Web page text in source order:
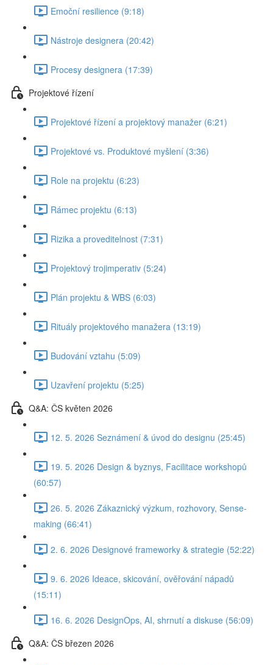
Emoční resilience (9:18)
Nástroje designera (20:42)
Procesy designera (17:39)
Projektové řízení
Projektové řízení a projektový manažer (6:21)
Projektové vs. Produktové myšlení (3:36)
Role na projektu (6:23)
Rámec projektu (6:13)
Rizika a proveditelnost (7:31)
Projektový trojimperativ (5:24)
Plán projektu & WBS (6:03)
Rituály projektového manažera (13:19)
Budování vztahu (5:09)
Uzavření projektu (5:25)
Q&A: ČS květen 2026
12. 5. 2026 Seznámení & úvod do designu (25:45)
19. 5. 2026 Design & byznys, Facilitace workshopů
(60:57)
26. 5. 2026 Zákaznický výzkum, rozhovory, Sense-
making (66:41)
2. 6. 2026 Designové frameworky & strategie (52:22)
9. 6. 2026 Ideace, skicování, ověřování nápadů
(15:11)
16. 6. 2026 DesignOps, AI, shrnutí a diskuse (56:09)
Q&A: ČS březen 2026